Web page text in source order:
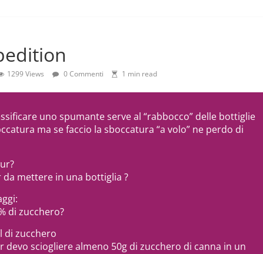
1299 Views 0 Commenti 1 min read
uno spumante serve al “rabbocco” delle bottiglie
ma se faccio la sboccatura “a volo” ne perdo di
mettere in una bottiglia ?
di zucchero?
di zucchero
sciogliere almeno 50g di zucchero di canna in un